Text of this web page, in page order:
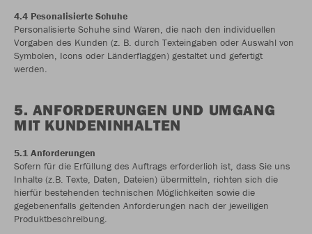
4.4 Pesonalisierte Schuhe
Personalisierte Schuhe sind Waren, die nach den individuellen
Vorgaben des Kunden (z. B. durch Texteingaben oder Auswahl von
Symbolen, Icons oder Länderflaggen) gestaltet und gefertigt
werden.
5. ANFORDERUNGEN UND UMGANG
MIT KUNDENINHALTEN
5.1 Anforderungen
Sofern für die Erfüllung des Auftrags erforderlich ist, dass Sie uns
Inhalte (z.B. Texte, Daten, Dateien) übermitteln, richten sich die
hierfür bestehenden technischen Möglichkeiten sowie die
gegebenenfalls geltenden Anforderungen nach der jeweiligen
Produktbeschreibung.